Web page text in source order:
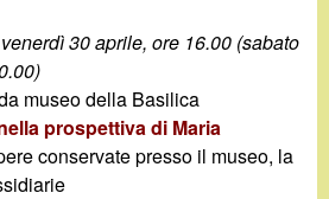
30 aprile, ore 16.00 (sabato
museo della Basilica
prospettiva di Maria
conservate presso il museo, la